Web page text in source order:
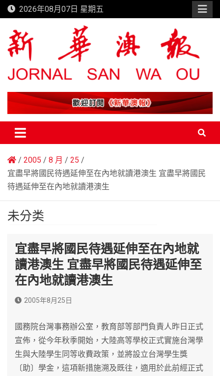
Skip
to
content
2026年08月07日 星期五
新華澳報
2005 8 月
25
宜盡早將國民待遇延伸至在內地就讀港澳生 宜盡早將國民
待遇延伸至在內地就讀港澳生
未分类
宜盡早將國民待遇延伸至在內地就
讀港澳生 宜盡早將國民待遇延伸至
在內地就讀港澳生
2005年8月25日
國務院台灣事務辦公室，教育部等部門負責人昨日正式
宣佈，從今年秋季開始，大陸高等學校正式實施台灣學
生與大陸學生同等收費政策，並將設立台灣學生獎
〔助〕學金，這項新措施溯及既往，適用於此前經正式